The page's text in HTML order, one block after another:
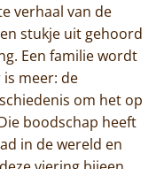
verhaal van de
stukje uit gehoord
Een familie wordt
is meer: de
om het op
boodschap heeft
in de wereld en